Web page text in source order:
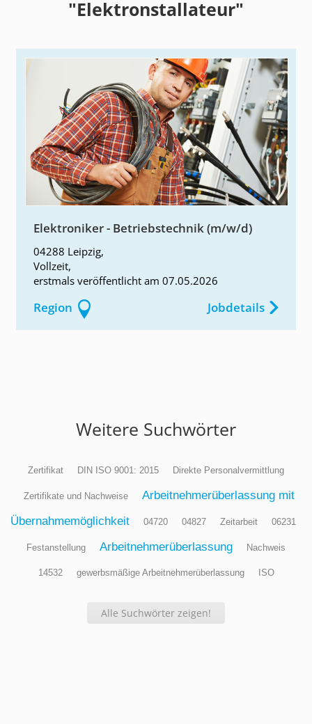
"Elektronstallateur"
Elektroniker - Betriebstechnik (m/w/d)
04288 Leipzig,
Vollzeit,
erstmals veröffentlicht am 07.05.2026
Jobdetails
Region
Weitere Suchwörter
Zertifikat DIN ISO 9001: 2015 Direkte Personalvermittlung
Zertifikate und Nachweise
Arbeitnehmerüberlassung mit
Übernahmemöglichkeit
04720 04827 Zeitarbeit 06231
Festanstellung Arbeitnehmerüberlassung Nachweis
14532 gewerbsmäßige Arbeitnehmerüberlassung ISO
Alle Suchwörter zeigen!